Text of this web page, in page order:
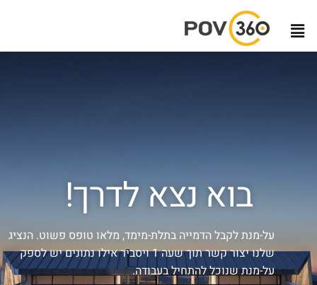
בוא נצא לדרך!
על-מנת לקבל הדמייה בתלת-מימד, מלאו טופס פשוט. הנציג
שלנו יצור קשר תוך שעה 1 ויסביר אילו נתונים יש לספק
על-מנת שנוכל להתחיל בעבודה.